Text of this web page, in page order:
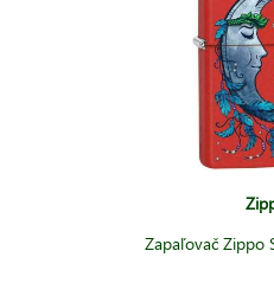
Zapaľovač Zippo